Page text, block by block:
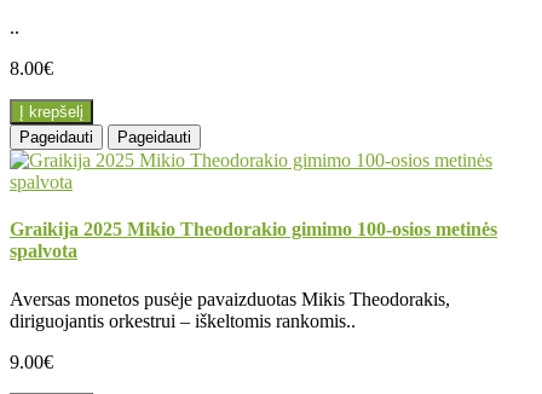
..
8.00€
Į krepšelį
Pageidauti
Pageidauti
Graikija 2025 Mikio Theodorakio gimimo 100-osios metinės
spalvota
Aversas monetos pusėje pavaizduotas Mikis Theodorakis,
diriguojantis orkestrui – iškeltomis rankomis..
9.00€